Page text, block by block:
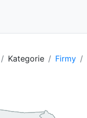
Kategorie Firmy